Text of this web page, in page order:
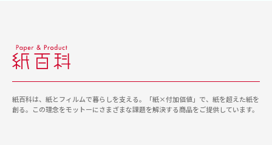
紙百科は、紙とフィルムで暮らしを支える。「紙×付加価値」で、紙を超えた紙を
創る。この理念をモットーにさまざまな課題を解決する商品をご提供しています。